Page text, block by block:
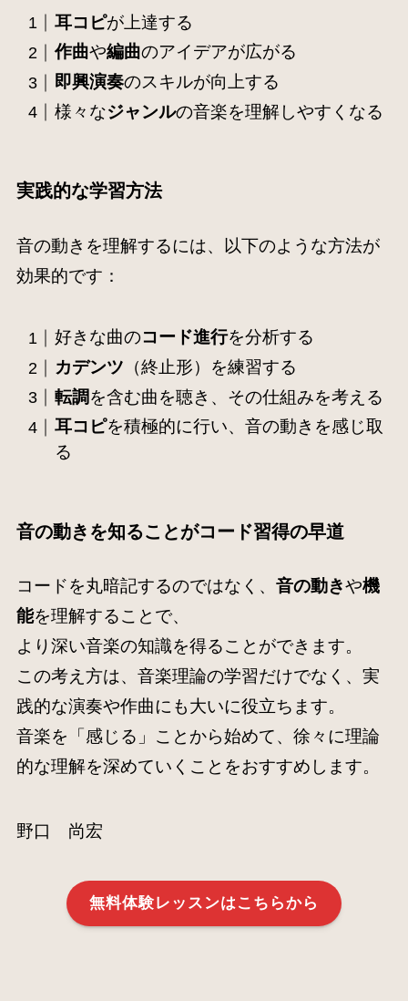
耳コピが上達する
作曲や編曲のアイデアが広がる
即興演奏のスキルが向上する
様々なジャンルの音楽を理解しやすくなる
実践的な学習方法
音の動きを理解するには、以下のような方法が
効果的です：
好きな曲のコード進行を分析する
カデンツ （終止形）を練習する
転調を含む曲を聴き、その仕組みを考える
耳コピを積極的に行い、音の動きを感じ取
る
音の動きを知ることがコード習得の早道
コードを丸暗記するのではなく、 音の動きや機
能を理解することで、
より深い音楽の知識を得ることができます。
この考え方は、音楽理論の学習だけでなく、実
践的な演奏や作曲にも大いに役立ちます。
音楽を「感じる」ことから始めて、徐々に理論
的な理解を深めていくことをおすすめします。
野口 尚宏
無料体験レッスンはこちらから